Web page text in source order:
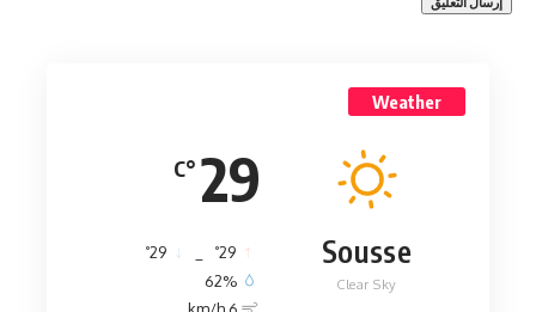
Weather
29
°C
Sousse
Clear Sky
29
°
29
°
62%